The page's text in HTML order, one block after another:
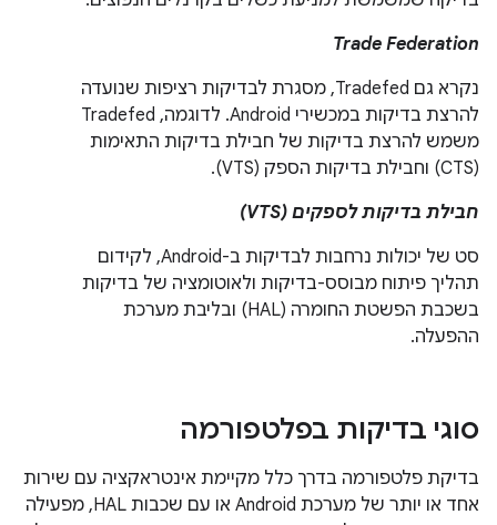
Trade Federation
נקרא גם Tradefed, מסגרת לבדיקות רציפות שנועדה
להרצת בדיקות במכשירי Android. לדוגמה, Tradefed
משמש להרצת בדיקות של חבילת בדיקות התאימות
(CTS) וחבילת בדיקות הספק (VTS).
חבילת בדיקות לספקים (VTS)
סט של יכולות נרחבות לבדיקות ב-Android, לקידום
תהליך פיתוח מבוסס-בדיקות ולאוטומציה של בדיקות
בשכבת הפשטת החומרה (HAL) ובליבת מערכת
ההפעלה.
סוגי בדיקות בפלטפורמה
בדיקת פלטפורמה בדרך כלל מקיימת אינטראקציה עם שירות
אחד או יותר של מערכת Android או עם שכבות HAL, מפעילה